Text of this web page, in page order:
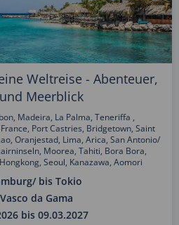
Weltreise - Abenteuer,
Meerblick
Madeira, La Palma, Teneriffa ,
Port Castries, Bridgetown, Saint
Oranjestad, Lima, Arica, San Antonio/
Moorea, Tahiti, Bora Bora,
Seoul, Kanazawa, Aomori
bis Tokio
da Gama
bis 09.03.2027